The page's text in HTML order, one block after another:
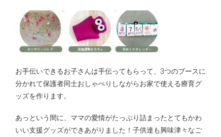
お手伝いできるお子さんは手伝ってもらって、3つのブースに
分かれて保護者同士おしゃべりしながらお家で使える療育グ
ッズを作ります。
あっという間に、ママの愛情がたっぷり詰まったとてもかわ
いい支援グッズができあがりました！子供達も興味津々なご